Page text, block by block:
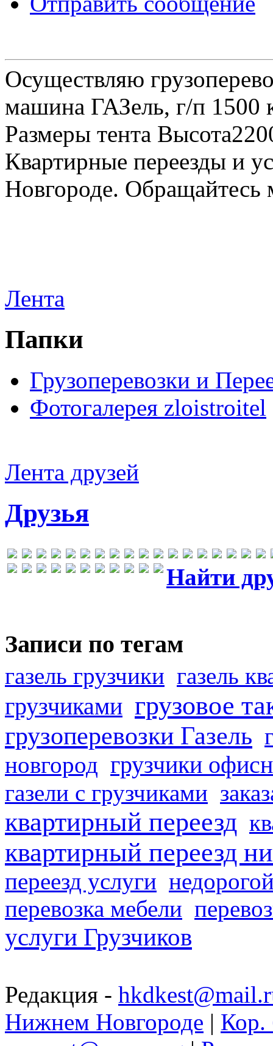
Осуществляю
машина ГАЗель, г/п 1500
Размеры тента
Квартирные переезды и
Новгороде.
Лента
Папки
Грузоперевозки и
Фотогалерея zloistroitel
Лента друзей
Друзья
Найти
Записи по тегам
газель грузчики газель
грузчиками грузовое
грузоперевозки Газель
новгород грузчики
газели с грузчиками
квартирный переезд
квартирный переезд
переезд услуги
перевозка мебели
услуги Грузчиков
Редакция -
Нижнем Новгороде | Кор.